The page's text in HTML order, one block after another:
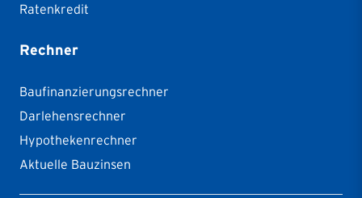
Ratenkredit
Rechner
Baufinanzierungsrechner
Darlehensrechner
Hypothekenrechner
Aktuelle Bauzinsen